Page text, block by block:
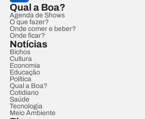
Qual a Boa?
Agenda de Shows
O que fazer?
Onde comer e beber?
Onde ficar?
Notícias
Bichos
Cultura
Economia
Educação
Política
Qual a Boa?
Cotidiano
Saúde
Tecnologia
Meio Ambiente